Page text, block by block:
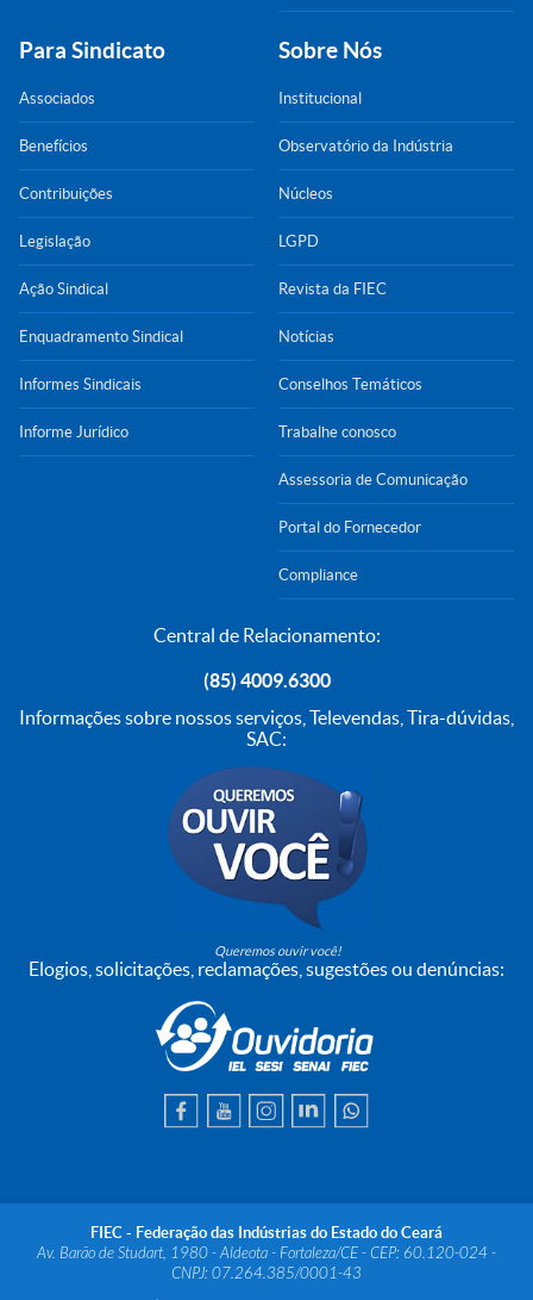
Para Sindicato
Associados
Benefícios
Contribuições
Legislação
Ação Sindical
Enquadramento Sindical
Informes Sindicais
Informe Jurídico
Sobre Nós
Institucional
Observatório da Indústria
Núcleos
LGPD
Revista da FIEC
Notícias
Conselhos Temáticos
Trabalhe conosco
Assessoria de Comunicação
Portal do Fornecedor
Compliance
Central de Relacionamento:
(85) 4009.6300
Informações sobre nossos serviços, Televendas, Tira-dúvidas,
SAC:
Queremos ouvir você!
Elogios, solicitações, reclamações, sugestões ou denúncias:
FIEC - Federação das Indústrias do Estado do Ceará
Av. Barão de Studart, 1980 - Aldeota - Fortaleza/CE - CEP: 60.120-024 -
CNPJ: 07.264.385/0001-43